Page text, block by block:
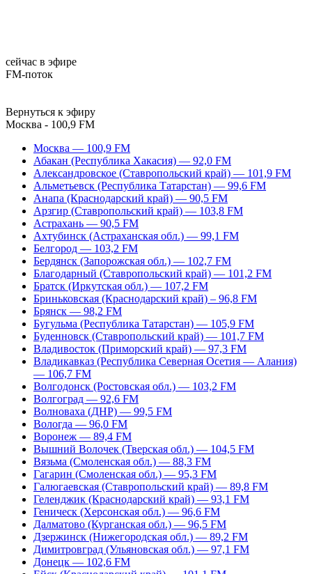
сейчас в эфире
FM-поток
Вернуться к эфиру
Москва - 100,9 FM
Москва — 100,9 FM
Абакан (Республика Хакасия) — 92,0 FM
Александровское (Ставропольский край) — 101,9 FM
Альметьевск (Республика Татарстан) — 99,6 FM
Анапа (Краснодарский край) — 90,5 FM
Арзгир (Ставропольский край) — 103,8 FM
Астрахань — 90,5 FM
Ахтубинск (Астраханская обл.) — 99,1 FM
Белгород — 103,2 FM
Бердянск (Запорожская обл.) — 102,7 FM
Благодарный (Ставропольский край) — 101,2 FM
Братск (Иркутская обл.) — 107,2 FM
Бриньковская (Краснодарский край) – 96,8 FM
Брянск — 98,2 FM
Бугульма (Республика Татарстан) — 105,9 FM
Буденновск (Ставропольский край) — 101,7 FM
Владивосток (Приморский край) — 97,3 FM
Владикавказ (Республика Северная Осетия — Алания)
— 106,7 FM
Волгодонск (Ростовская обл.) — 103,2 FM
Волгоград — 92,6 FM
Волноваха (ДНР) — 99,5 FM
Вологда — 96,0 FM
Воронеж — 89,4 FM
Вышний Волочек (Тверская обл.) — 104,5 FM
Вязьма (Смоленская обл.) — 88,3 FM
Гагарин (Смоленская обл.) — 95,3 FM
Галюгаевская (Ставропольский край) — 89,8 FM
Геленджик (Краснодарский край) — 93,1 FM
Геническ (Херсонская обл.) — 96,6 FM
Далматово (Курганская обл.) — 96,5 FM
Дзержинск (Нижегородская обл.) — 89,2 FM
Димитровград (Ульяновская обл.) — 97,1 FM
Донецк — 102,6 FM